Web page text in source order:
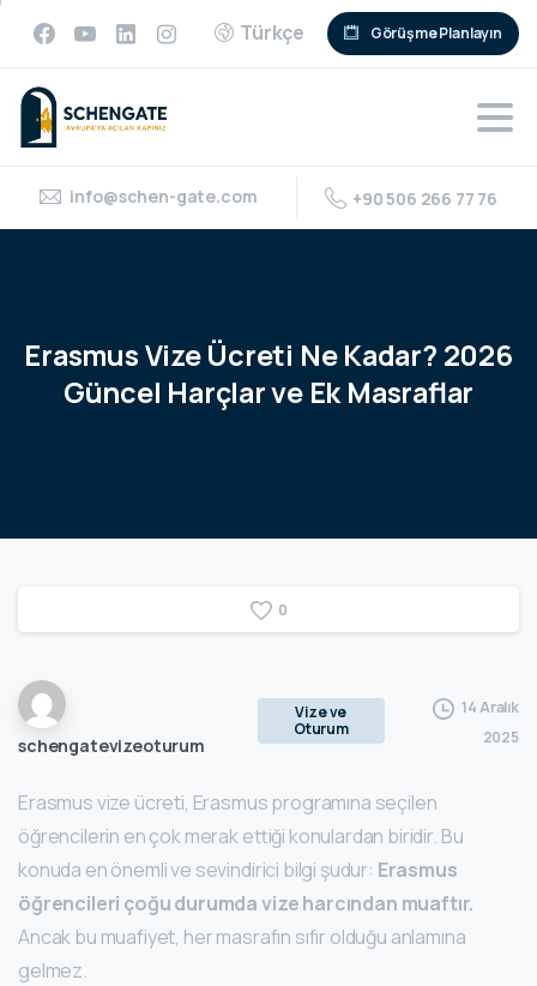
Türkçe Görüşme Planlayın
info@schen-gate.com +90 506 266 77 76
ErasmusVizeÜcreti Ne Kadar? 2026
Güncel Harçlarve Ek Masraflar
0
schengatevizeoturum
Vize ve
Oturum
14 Aralık
2025
Erasmus vize ücreti, Erasmus programına seçilen
öğrencilerin en çok merak ettiği konulardan biridir. Bu
konuda en önemli ve sevindirici bilgi şudur: Erasmus
öğrencileri çoğu durumda vize harcından muaftır.
Ancak bu muafiyet, her masrafın sıfır olduğu anlamına
gelmez.